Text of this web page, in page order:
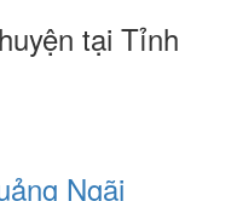
tại Tỉnh
Ngãi